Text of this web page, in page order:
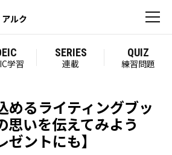
ルク
学習
SERIES
連載
QUIZ
練習問題
めるライティングブッ
思いを伝えてみよう
ゼントにも】